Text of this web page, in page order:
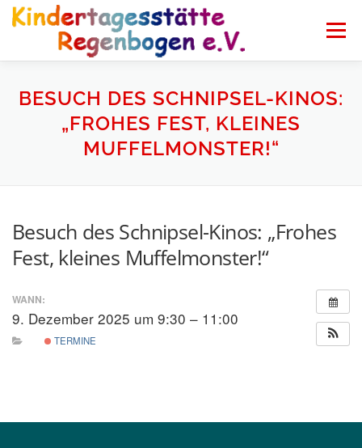
Zum
Inhalt
Menü
HOME ÖFFNUNGSZEITEN UNSERE KITA
DAS MACHEN WIR KONTAKT
BESUCH DES SCHNIPSEL-KINOS:
„FROHES FEST, KLEINES
MUFFELMONSTER!“
Besuch des Schnipsel-Kinos: „Frohes
Fest, kleines Muffelmonster!“
WANN:
9. Dezember 2025 um 9:30 – 11:00
TERMINE